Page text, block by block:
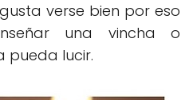
verse bien por eso
una vincha o
pueda lucir.